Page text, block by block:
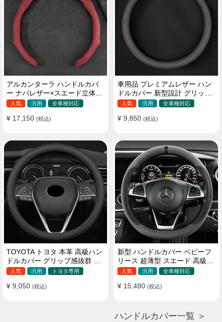
アルカンターラ ハンドルカバ
ー ナパレザー×スエード立体デ
ザイン 四季汎用 O/D型兼用 38-
人気 汎用 全車種対応
¥ 17,150 (税込)
車用品 プレミアムレザー ハン
ドルカバー 新型設計 グリップ
感向上 取付簡単 滑り止め 36〜
人気 汎用 全車種対応
¥ 9,850 (税込)
TOYOTA トヨタ 本革 高級ハン
ドルカバー グリップ感抜群 取
り付け簡単 滑り止め 37~40CM
人気 汎用 トヨタ専用
¥ 9,050 (税込)
新型 ハンドルカバー ベビーフ
リース 超薄型 スエード 高級感
四季汎用 3色展開 38CM
人気 汎用 全車種対応
¥ 15,480 (税込)
ハンドルカバー一覧 ＞